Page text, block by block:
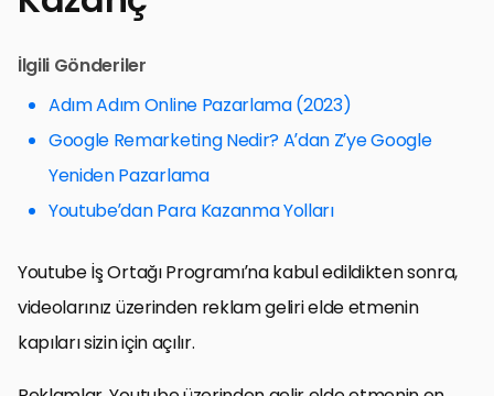
İlgili Gönderiler
Adım Adım Online Pazarlama (2023)
Google Remarketing Nedir? A’dan Z’ye Google
Yeniden Pazarlama
Youtube’dan Para Kazanma Yolları
Youtube İş Ortağı Programı’na kabul edildikten sonra,
videolarınız üzerinden reklam geliri elde etmenin
kapıları sizin için açılır.